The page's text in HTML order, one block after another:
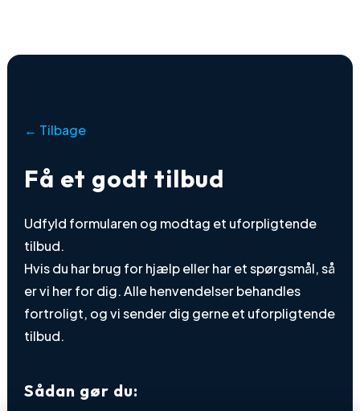
← Tilbage
Få et godt tilbud
Udfyld formularen og modtag et uforpligtende
tilbud.
Hvis du har brug for hjælp eller har et spørgsmål, så
er vi her for dig. Alle henvendelser behandles
fortroligt, og vi sender dig gerne et uforpligtende
tilbud.
Sådan gør du: